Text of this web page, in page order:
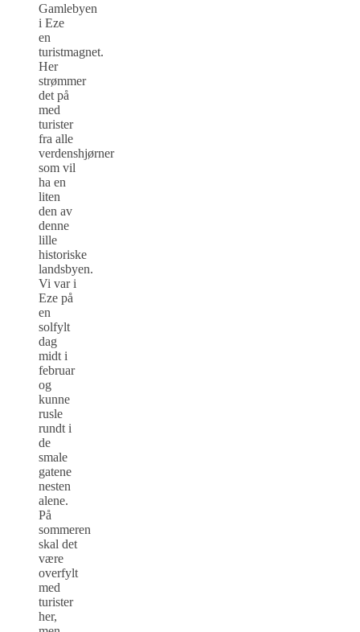
Gamlebyen
i Eze
en
turistmagnet.
Her
strømmer
det på
med
turister
fra alle
verdenshjørner
som vil
ha en
liten
den av
denne
lille
historiske
landsbyen.
Vi var i
Eze på
en
solfylt
dag
midt i
februar
og
kunne
rusle
rundt i
de
smale
gatene
nesten
alene.
På
sommeren
skal det
være
overfylt
med
turister
her,